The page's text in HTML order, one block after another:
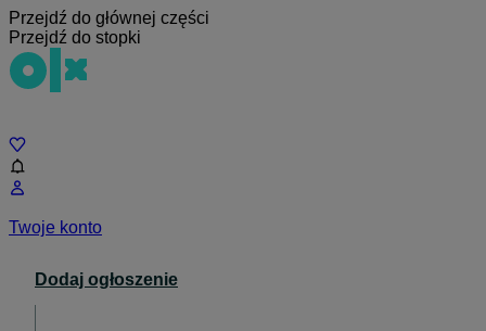
Przejdź do głównej części
Przejdź do stopki
Twoje konto
Dodaj ogłoszenie